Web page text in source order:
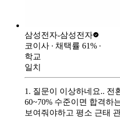
삼성전자-삼성전자
코이사 ∙ 채택률 61% ∙
학교
일치
1. 질문이 이상하네요.. 전
60~70% 수준이면 합격하
보여줘야하고 평소 근태